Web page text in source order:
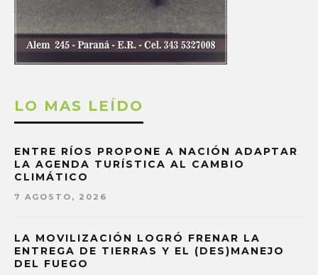
LO MAS LEÍDO
ENTRE RÍOS PROPONE A NACIÓN ADAPTAR
LA AGENDA TURÍSTICA AL CAMBIO
CLIMÁTICO
7 AGOSTO, 2026
LA MOVILIZACIÓN LOGRÓ FRENAR LA
ENTREGA DE TIERRAS Y EL (DES)MANEJO
DEL FUEGO